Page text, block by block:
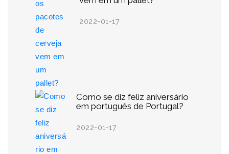
2022-01-17
Como se diz feliz aniversário
em português de Portugal?
2022-01-17